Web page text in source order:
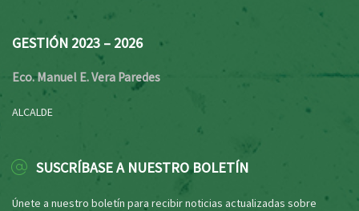
GESTIÓN 2023 – 2026
Eco. Manuel E. Vera Paredes
ALCALDE
SUSCRÍBASE A NUESTRO BOLETÍN
Únete a nuestro boletín para recibir noticias actualizadas sobre